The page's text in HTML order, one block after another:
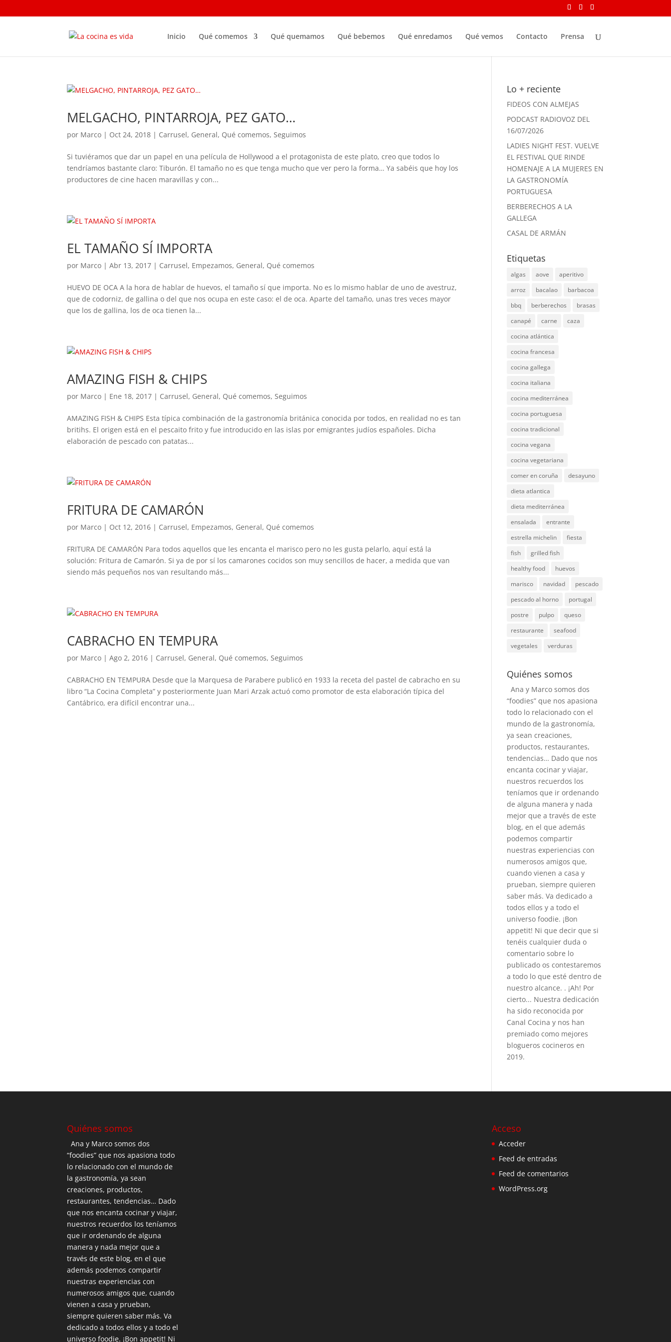
Inicio Qué comemos Qué quemamos Qué bebemos Qué enredamos Qué vemos Contacto Prensa
MELGACHO, PINTARROJA, PEZ GATO…
por Marco | Oct 24, 2018 | Carrusel, General, Qué comemos,Seguimos
Si tuviéramos que dar un papel en una película de Hollywood a el protagonista de este plato, creo que todos lo
tendríamos bastante claro: Tiburón. El tamaño no es que tenga mucho que ver pero la forma… Ya sabéis que hoy los
productores de cine hacen maravillas y con...
EL TAMAÑO SÍ IMPORTA
por Marco |Abr 13, 2017 | Carrusel, Empezamos, General, Qué comemos
HUEVO DE OCA A la hora de hablar de huevos, el tamaño sí que importa. No es lo mismo hablar de uno de avestruz,
que de codorniz, de gallina o del que nos ocupa en este caso: el de oca. Aparte del tamaño, unas tres veces mayor
que los de gallina, los de oca tienen la...
AMAZING FISH & CHIPS
por Marco | Ene 18, 2017 | Carrusel, General, Qué comemos,Seguimos
AMAZING FISH & CHIPS Esta típica combinación de la gastronomía británica conocida por todos, en realidad no es tan
britihs. El origen está en el pescaito frito y fue introducido en las islas por emigrantes judíos españoles. Dicha
elaboración de pescado con patatas...
FRITURA DE CAMARÓN
por Marco | Oct 12, 2016 | Carrusel, Empezamos, General, Qué comemos
FRITURA DE CAMARÓN Para todos aquellos que les encanta el marisco pero no les gusta pelarlo, aquí está la
solución: Fritura de Camarón. Si ya de por sí los camarones cocidos son muy sencillos de hacer, a medida que van
siendo más pequeños nos van resultando más...
CABRACHO EN TEMPURA
por Marco |Ago 2, 2016 | Carrusel, General, Qué comemos,Seguimos
CABRACHO EN TEMPURA Desde que la Marquesa de Parabere publicó en 1933 la receta del pastel de cabracho en su
libro “La Cocina Completa” y posteriormente Juan Mari Arzak actuó como promotor de esta elaboración típica del
Cantábrico, era difícil encontrar una...
Lo + reciente
FIDEOS CON ALMEJAS
PODCAST RADIOVOZ DEL
16/07/2026
LADIES NIGHT FEST. VUELVE
EL FESTIVAL QUE RINDE
HOMENAJE A LA MUJERES EN
LA GASTRONOMÍA
PORTUGUESA
BERBERECHOS A LA
GALLEGA
CASAL DE ARMÁN
Etiquetas
algas aove
aperitivo
arroz
bacalao
barbacoa
bbq
berberechos
brasas
canapé
carne
caza
cocina atlántica
cocina francesa
cocina gallega
cocina italiana
cocina mediterránea
cocina portuguesa
cocina tradicional
cocina vegana
cocina vegetariana
comer en coruña
desayuno
dieta atlantica
dieta mediterránea
ensalada
entrante
estrella michelin
fiesta
fish
grilled fish
healthy food
huevos
marisco
navidad
pescado
pescado al horno
portugal
postre
pulpo
queso
restaurante
seafood
vegetales
verduras
Quiénes somos
Ana y Marco somos dos
“foodies” que nos apasiona
todo lo relacionado con el
mundo de la gastronomía,
ya sean creaciones,
productos, restaurantes,
tendencias… Dado que nos
encanta cocinar y viajar,
nuestros recuerdos los
teníamos que ir ordenando
de alguna manera y nada
mejor que a través de este
blog, en el que además
podemos compartir
nuestras experiencias con
numerosos amigos que,
cuando vienen a casa y
prueban, siempre quieren
saber más. Va dedicado a
todos ellos y a todo el
universo foodie. ¡Bon
appetit! Ni que decir que si
tenéis cualquier duda o
comentario sobre lo
publicado os contestaremos
a todo lo que esté dentro de
nuestro alcance. . ¡Ah! Por
cierto... Nuestra dedicación
ha sido reconocida por
Canal Cocina y nos han
premiado como mejores
blogueros cocineros en
2019.
Quiénes somos
Ana y Marco somos dos
“foodies” que nos apasiona todo
lo relacionado con el mundo de
la gastronomía, ya sean
creaciones, productos,
restaurantes, tendencias… Dado
que nos encanta cocinar y viajar,
nuestros recuerdos los teníamos
que ir ordenando de alguna
manera y nada mejor que a
través de este blog, en el que
además podemos compartir
nuestras experiencias con
numerosos amigos que, cuando
vienen a casa y prueban,
siempre quieren saber más. Va
dedicado a todos ellos y a todo el
universo foodie. ¡Bon appetit! Ni
Acceso
Acceder
Feed de entradas
Feed de comentarios
WordPress.org